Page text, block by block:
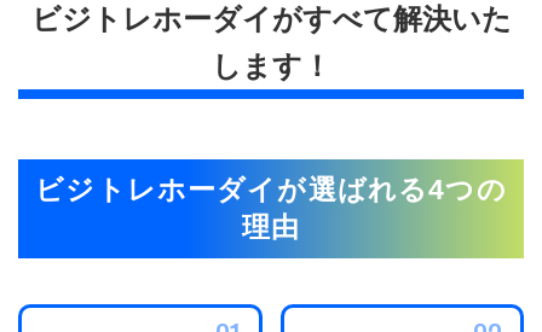
ビジトレホーダイがすべて解決いた
します！
ビジトレホーダイが選ばれる4つの
理由